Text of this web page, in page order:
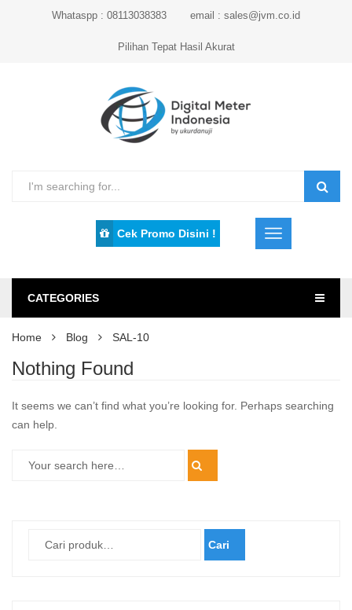
Whataspp : 08113038383 email : sales@jvm.co.id
Pilihan Tepat Hasil Akurat
Cek Promo Disini !
CATEGORIES
Home Blog SAL-10
Nothing Found
It seems we can’t find what you’re looking for. Perhaps searching
can help.
Cari